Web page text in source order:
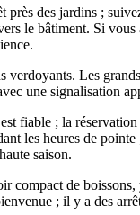
des jardins ;
le bâtiment. Si vous
verdoyants. Les
une signalisation
fiable ; la réservation
les heures de
saison.
compact de
; il y a des